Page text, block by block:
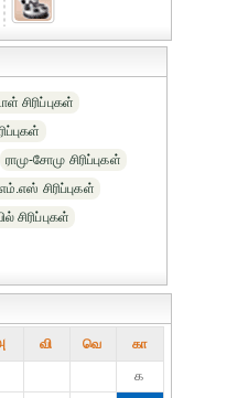
சிரிப்புகள்
ராமு-சோமு சிரிப்புகள்
சிரிப்புகள்
சிரிப்புகள்
வி வெ கா
௧